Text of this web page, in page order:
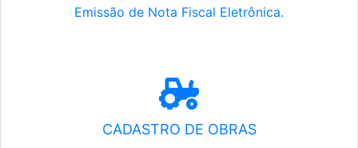
Emissão de Nota Fiscal Eletrônica.
CADASTRO DE OBRAS